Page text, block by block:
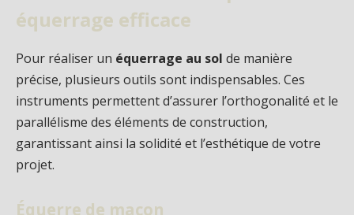
équerrage efficace
Pour réaliser un équerrage au sol de manière
précise, plusieurs outils sont indispensables. Ces
instruments permettent d’assurer l’orthogonalité et le
parallélisme des éléments de construction,
garantissant ainsi la solidité et l’esthétique de votre
projet.
Équerre de maçon